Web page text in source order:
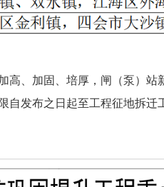
高、加固、培厚，闸（泵）
发布之日起至工程征地拆迁